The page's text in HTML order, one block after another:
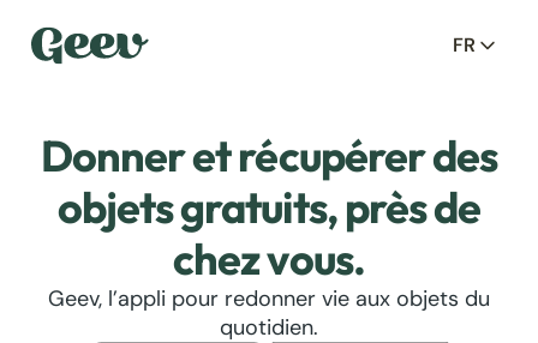
FR
Donner et récupérer des
objets gratuits, près de
chez vous.
Geev, l’appli pour redonner vie aux objets du
quotidien.